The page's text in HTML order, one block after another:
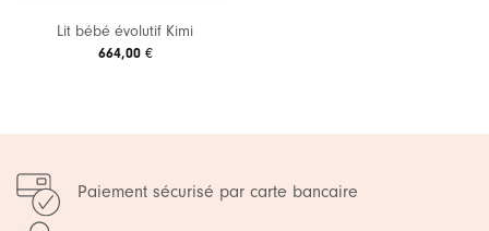
Lit bébé évolutif Kimi
664,00 €
Paiement sécurisé par carte bancaire